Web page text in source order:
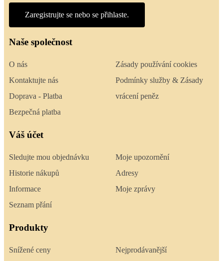
Zaregistrujte se nebo se přihlaste.
Naše společnost
O nás
Kontaktujte nás
Doprava - Platba
Bezpečná platba
Zásady používání cookies
Podmínky služby & Zásady
vrácení peněz
Váš účet
Sledujte mou objednávku
Historie nákupů
Informace
Seznam přání
Moje upozornění
Adresy
Moje zprávy
Produkty
Snížené ceny Nejprodávanější